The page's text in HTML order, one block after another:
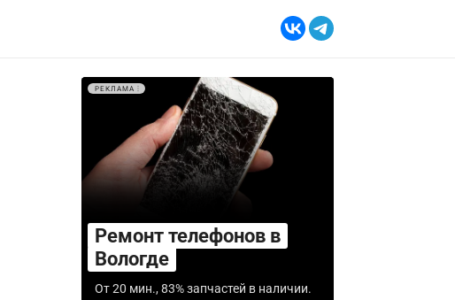
РЕКЛАМА
Ремонт телефонов в
Вологде
От 20 мин., 83% запчастей в наличии.